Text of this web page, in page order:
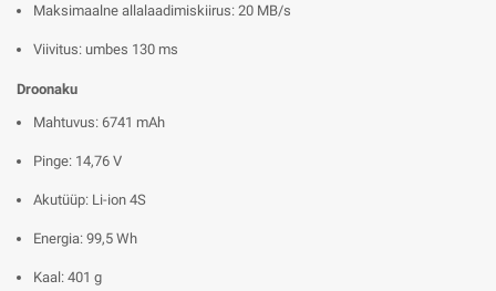
Maksimaalne allalaadimiskiirus: 20 MB/s
Viivitus: umbes 130 ms
Droonaku
Mahtuvus: 6741 mAh
Pinge: 14,76 V
Akutüüp: Li-ion 4S
Energia: 99,5 Wh
Kaal: 401 g